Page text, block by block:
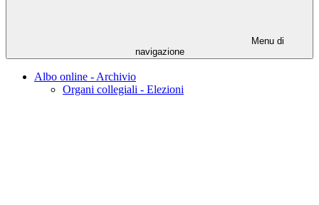
Menu di
navigazione
Albo online - Archivio
Organi collegiali - Elezioni